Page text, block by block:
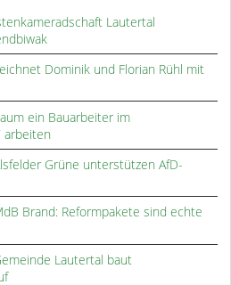
Lautertal
Dominik und Florian Rühl mit
ein Bauarbeiter im
arbeiten
Grüne unterstützen AfD-
Brand: Reformpakete sind echte
Lautertal baut